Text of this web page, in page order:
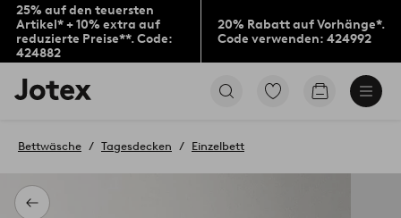
25% auf den teuersten
Artikel* + 10% extra auf
reduzierte Preise**. Code:
424882
20% Rabatt auf Vorhänge*.
Code verwenden: 424992
Jotex-
Logo
Startseite
Zu
Produkten
Zum
Zurück
Bettwäsche Tagesdecken Einzelbett